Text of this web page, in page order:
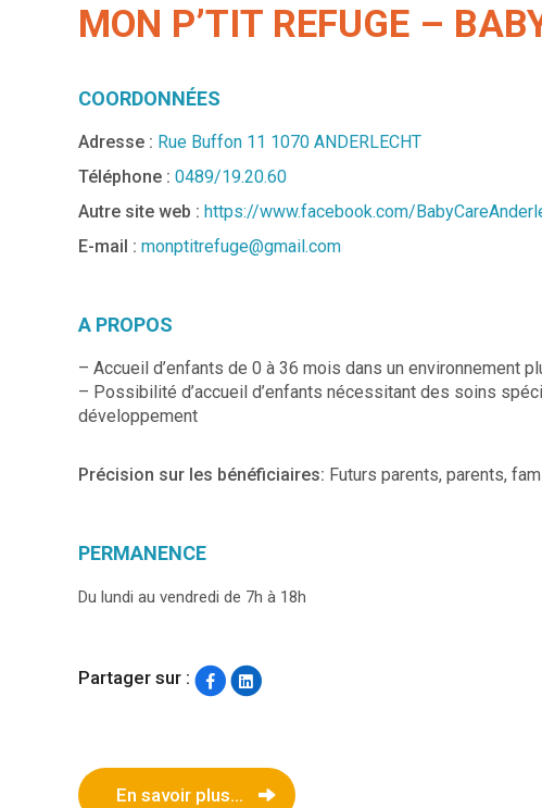
MON P’TIT REFUGE –
COORDONNÉES
Adresse : Rue Buffon 11 1070 ANDERLECHT
Téléphone : 0489/19.20.60
Autre site web : https://www.facebook.com/
E-mail : monptitrefuge@gmail.com
A PROPOS
– Accueil d’enfants de 0 à 36 mois dans un environnement
– Possibilité d’accueil d’enfants nécessitant des soins
développement
Précision sur les bénéficiaires: Futurs parents, parents,
PERMANENCE
Du lundi au vendredi de 7h à 18h
Partager sur :
En savoir plus...